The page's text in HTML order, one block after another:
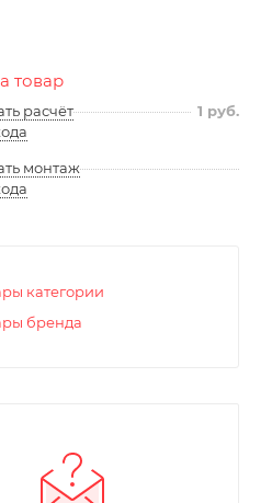
товар
расчёт
1 руб.
монтаж
категории
бренда